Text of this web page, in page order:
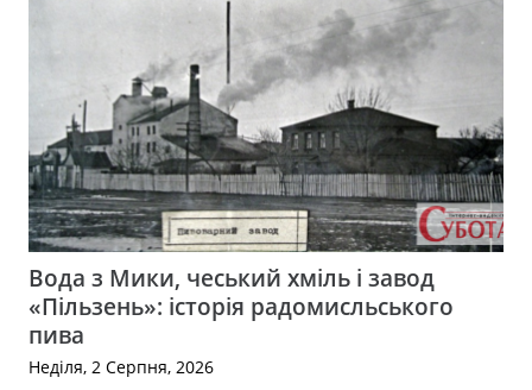
Вода з Мики, чеський хміль і завод
«Пільзень»: історія радомисльського
пива
Неділя, 2 Серпня, 2026